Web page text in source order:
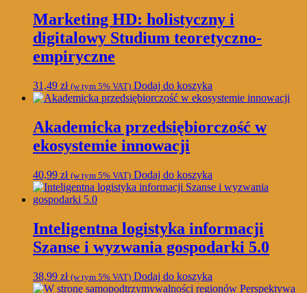
Marketing HD: holistyczny i
digitalowy Studium teoretyczno-
empiryczne
31,49 zł (w tym 5% VAT) Dodaj do koszyka
Akademicka przedsiębiorczość w
ekosystemie innowacji
40,99 zł (w tym 5% VAT) Dodaj do koszyka
Inteligentna logistyka informacji
Szanse i wyzwania gospodarki 5.0
38,99 zł (w tym 5% VAT) Dodaj do koszyka